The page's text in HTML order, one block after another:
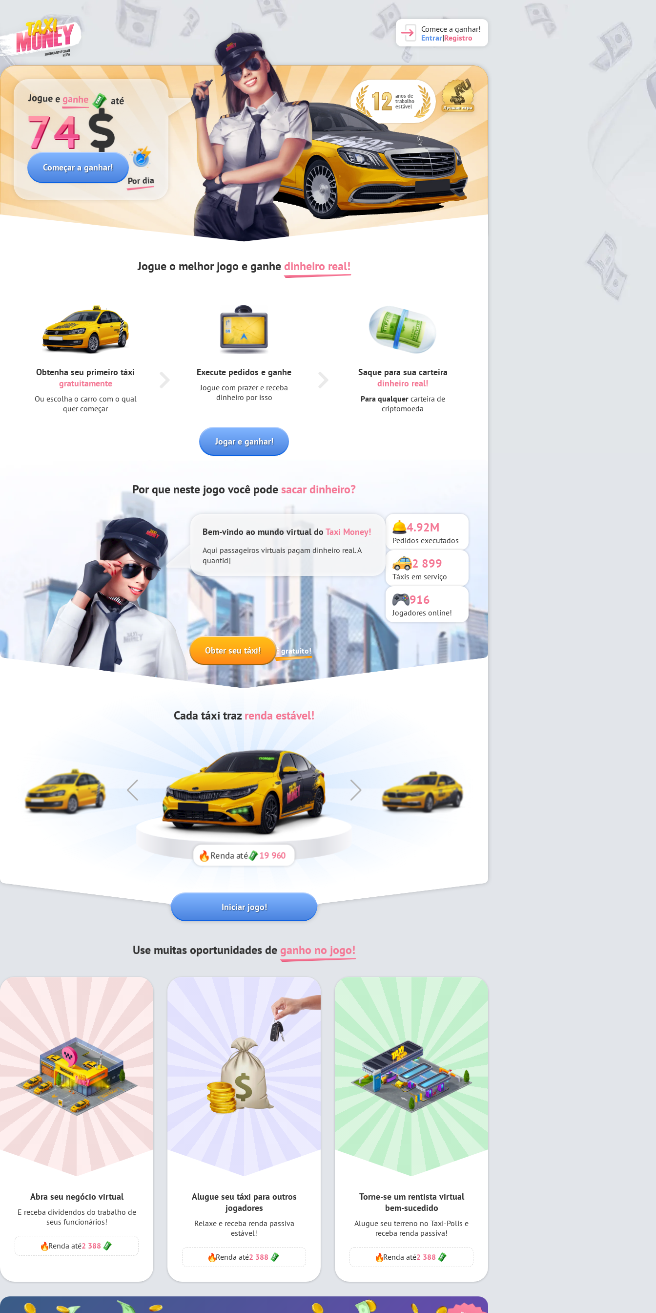
Comece a ganhar!
Entrar|Registro
Jogue e ganhe até
74
Começar a ganhar!
Por dia
12 anos de
trabalho
estável
Jogue o melhor jogo e ganhedinheiro real!
Obtenha seu primeiro táxi
gratuitamente
Ou escolha o carro com o qual
quer começar
Execute pedidos e ganhe
Jogue com prazer e receba
dinheiro por isso
Saque para sua carteira
dinheiro real!
Para qualquercarteira de
criptomoeda
Jogar e ganhar!
Por que neste jogo você podesacar dinheiro?
Bem-vindo ao mundo virtual do Taxi Money!
Aqui passageiros virtuais pagam dinheiro real. A
quantidade de pedidos cresce a cada dia e não
Pule rapidamente em seu pri
4.92M
Pedidos executados
2 899
Táxis em serviço
916
Jogadores online!
Obter seu táxi! É gratuito!
Cada táxi trazrenda estável!
Renda até 19 960
Iniciar jogo!
Use muitas oportunidades de ganho no jogo!
Abra seu negócio virtual
E receba dividendos do trabalho de
seus funcionários!
Renda até2 388
Alugue seu táxi para outros
jogadores
Relaxe e receba renda passiva
estável!
Renda até2 388
Torne-se um rentista virtual
bem-sucedido
Alugue seu terreno no Taxi-Polis e
receba renda passiva!
Renda até2 388